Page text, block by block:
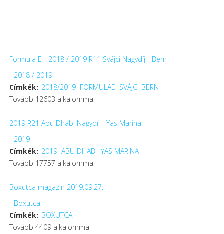
Formula E - 2018 / 2019 R11 Svájci Nagydíj - Bern
- 2018 / 2019
Címkék: 2018/2019 FORMULAE SVÁJC BERN
Tovább 12603 alkalommal
2019 R21 Abu Dhabi Nagydíj - Yas Marina
- 2019
Címkék: 2019 ABU DHABI YAS MARINA
Tovább 17757 alkalommal
Boxutca magazin 2019.09.27.
- Boxutca
Címkék: BOXUTCA
Tovább 4409 alkalommal